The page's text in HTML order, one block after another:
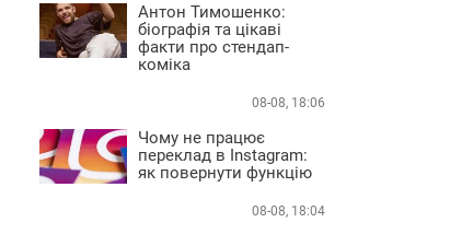
Антон Тимошенко:
біографія та цікаві
факти про стендап-
коміка
08-08, 18:06
Чому не працює
переклад в Instagram:
як повернути функцію
08-08, 18:04